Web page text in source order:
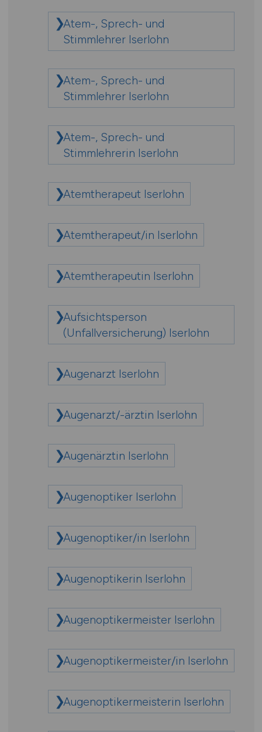
Atem-, Sprech- und
Stimmlehrer Iserlohn
Atem-, Sprech- und
Stimmlehrer Iserlohn
Atem-, Sprech- und
Stimmlehrerin Iserlohn
Atemtherapeut Iserlohn
Atemtherapeut/in Iserlohn
Atemtherapeutin Iserlohn
Aufsichtsperson
(Unfallversicherung) Iserlohn
Augenarzt Iserlohn
Augenarzt/-ärztin Iserlohn
Augenärztin Iserlohn
Augenoptiker Iserlohn
Augenoptiker/in Iserlohn
Augenoptikerin Iserlohn
Augenoptikermeister Iserlohn
Augenoptikermeister/in Iserlohn
Augenoptikermeisterin Iserlohn